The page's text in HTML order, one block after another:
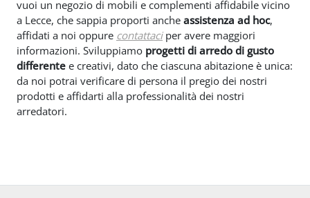
vuoi un negozio di mobili e complementi affidabile vicino
a Lecce, che sappia proporti anche assistenza ad hoc,
affidati a noi oppure contattaciper avere maggiori
informazioni. Sviluppiamo progetti di arredo di gusto
differente e creativi, dato che ciascuna abitazione è unica:
da noi potrai verificare di persona il pregio dei nostri
prodotti e affidarti alla professionalità dei nostri
arredatori.